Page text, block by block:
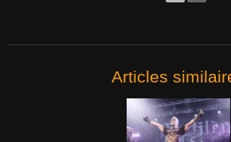
Articles